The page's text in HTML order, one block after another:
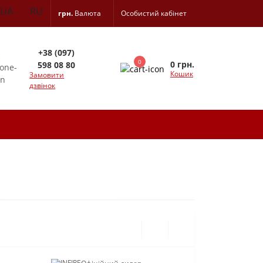
UA RU грн. Валюта Особистий кабінет
+38 (097)
598 08 80
Замовити
дзвінок
0 0 грн.
Кошик